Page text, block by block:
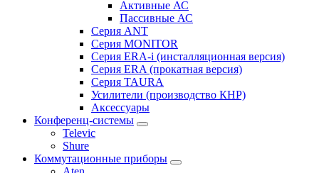
Активные АС
Пассивные АС
Серия ANT
Серия MONITOR
Серия ERA-i (инсталляционная версия)
Серия ERA (прокатная версия)
Серия TAURA
Усилители (производство КНР)
Аксессуары
Конференц-системы
Televic
Shure
Коммутационные приборы